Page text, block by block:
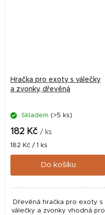
Hračka pro exoty s válečky
a zvonky, dřevěná
Skladem (>5 ks)
182 Kč / ks
Měrná
cena:
182 Kč / 1 ks
Do košíku
Dřevěná hračka pro exoty s
válečky a zvonky vhodná pro